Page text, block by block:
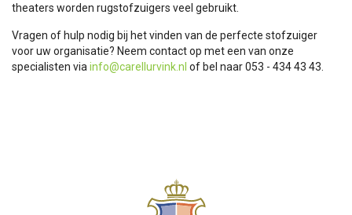
theaters worden rugstofzuigers veel gebruikt.
Vragen of hulp nodig bij het vinden van de perfecte stofzuiger
voor uw organisatie? Neem contact op met een van onze
specialisten via info@carellurvink.nl of bel naar 053 - 434 43 43.